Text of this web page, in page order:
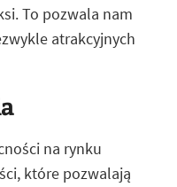
To pozwala nam
atrakcyjnych
na rynku
które pozwalają